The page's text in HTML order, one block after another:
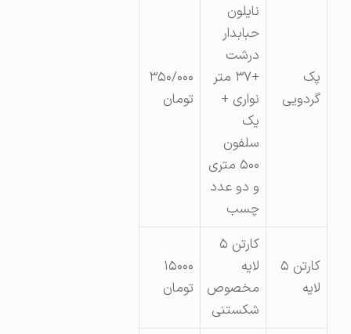
گردویی
نایلون
حبابدار
درشت
+۳۷ متر
نواری +
سلفون
۵۰۰ متری
و دو عدد
چسب
۳۵۰/۰۰۰
تومان
کارتن ۵
کارتن ۵
لایه
مخصوص
شکستنی
۱۵۰۰۰
تومان